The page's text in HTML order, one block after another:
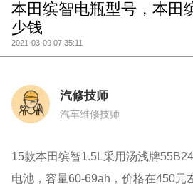
本田缤智电瓶型号，本田
少钱
2021-03-09 07:35:11
汽修技师
汽车维修技师
15款本田缤智1.5L采用汤浅牌
电池，容量60-69ah，价格在450元